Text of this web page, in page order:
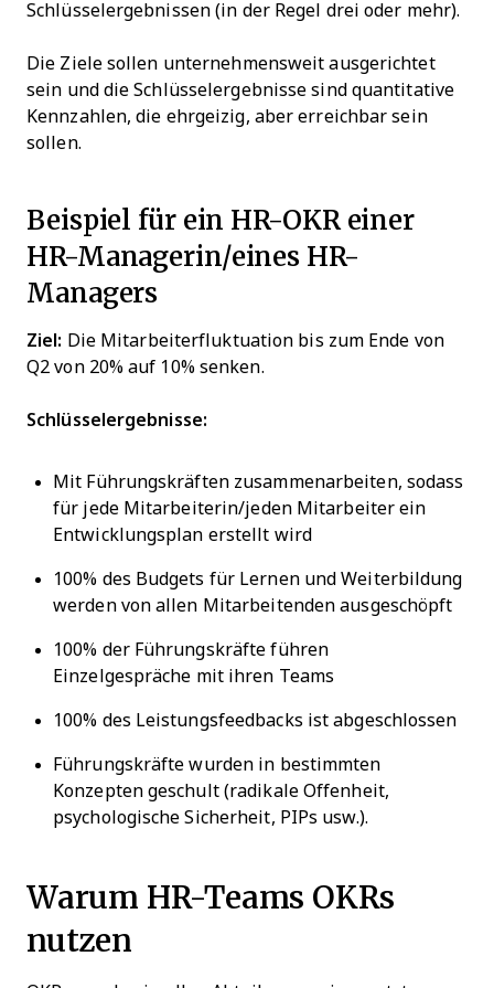
Schlüsselergebnissen (in der Regel drei oder mehr).
Die Ziele sollen unternehmensweit ausgerichtet
sein und die Schlüsselergebnisse sind quantitative
Kennzahlen, die ehrgeizig, aber erreichbar sein
sollen.
Beispiel für ein HR-OKR einer
HR-Managerin/eines HR-
Managers
Ziel: Die Mitarbeiterfluktuation bis zum Ende von
Q2 von 20% auf 10% senken.
Schlüsselergebnisse:
Mit Führungskräften zusammenarbeiten, sodass
für jede Mitarbeiterin/jeden Mitarbeiter ein
Entwicklungsplan erstellt wird
100% des Budgets für Lernen und Weiterbildung
werden von allen Mitarbeitenden ausgeschöpft
100% der Führungskräfte führen
Einzelgespräche mit ihren Teams
100% des Leistungsfeedbacks ist abgeschlossen
Führungskräfte wurden in bestimmten
Konzepten geschult (radikale Offenheit,
psychologische Sicherheit, PIPs usw.).
Warum HR-Teams OKRs
nutzen